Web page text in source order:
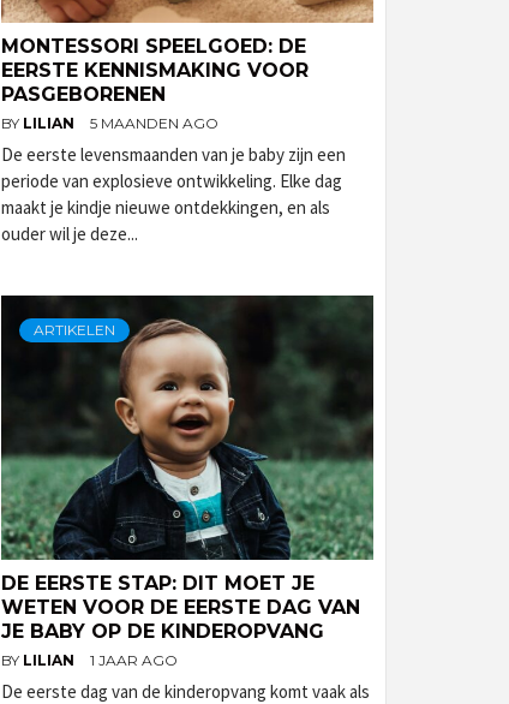
MONTESSORI SPEELGOED: DE
EERSTE KENNISMAKING VOOR
PASGEBORENEN
BY LILIAN 5 MAANDEN AGO
De eerste levensmaanden van je baby zijn een
periode van explosieve ontwikkeling. Elke dag
maakt je kindje nieuwe ontdekkingen, en als
ouder wil je deze...
ARTIKELEN
DE EERSTE STAP: DIT MOET JE
WETEN VOOR DE EERSTE DAG VAN
JE BABY OP DE KINDEROPVANG
BY LILIAN 1 JAAR AGO
De eerste dag van de kinderopvang komt vaak als